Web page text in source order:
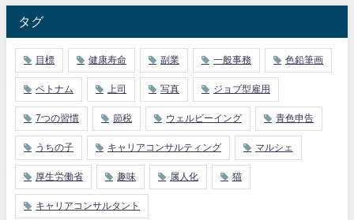
タグ
目標 健康寿命 副業 一般事務 色鉛筆画
ベトナム 上司 写真 ジョブ型雇用
7つの習慣 節税 ウェルビーイング 青色申告
うちの子 キャリアコンサルティング マルシェ
厚生労働省 趣味 属人化 猫
キャリアコンサルタント